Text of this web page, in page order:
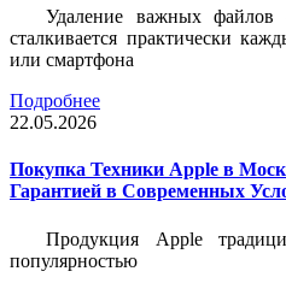
Удаление важных
сталкивается практически
или смартфона
Подробнее
22.05.2026
Покупка Техники Apple в
Гарантией в Современных
Продукция Apple
популярностью